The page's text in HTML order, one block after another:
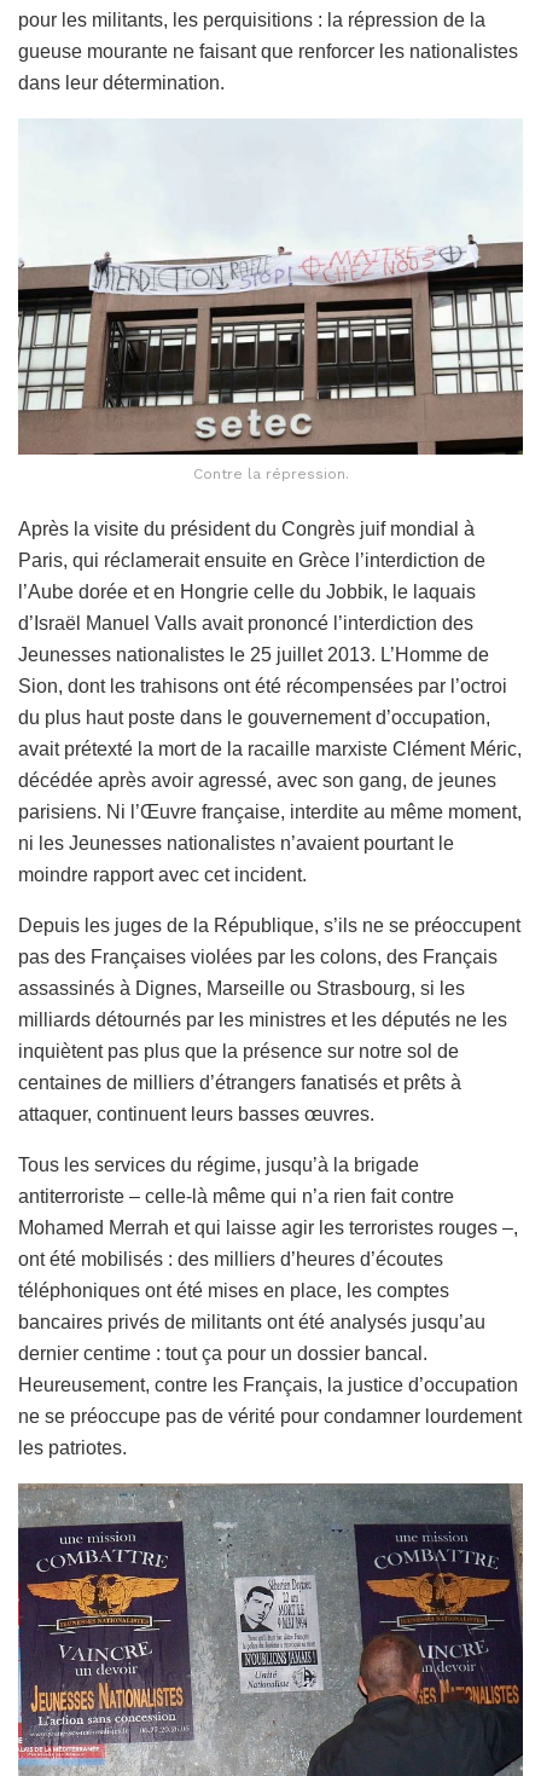
pour les militants, les perquisitions : la répression de la
gueuse mourante ne faisant que renforcer les nationalistes
dans leur détermination.
Contre la répression.
Après la visite du président du Congrès juif mondial à
Paris, qui réclamerait ensuite en Grèce l’interdiction de
l’Aube dorée et en Hongrie celle du Jobbik, le laquais
d’Israël Manuel Valls avait prononcé l’interdiction des
Jeunesses nationalistes le 25 juillet 2013. L’Homme de
Sion, dont les trahisons ont été récompensées par l’octroi
du plus haut poste dans le gouvernement d’occupation,
avait prétexté la mort de la racaille marxiste Clément Méric,
décédée après avoir agressé, avec son gang, de jeunes
parisiens. Ni l’Œuvre française, interdite au même moment,
ni les Jeunesses nationalistes n’avaient pourtant le
moindre rapport avec cet incident.
Depuis les juges de la République, s’ils ne se préoccupent
pas des Françaises violées par les colons, des Français
assassinés à Dignes, Marseille ou Strasbourg, si les
milliards détournés par les ministres et les députés ne les
inquiètent pas plus que la présence sur notre sol de
centaines de milliers d’étrangers fanatisés et prêts à
attaquer, continuent leurs basses œuvres.
Tous les services du régime, jusqu’à la brigade
antiterroriste – celle-là même qui n’a rien fait contre
Mohamed Merrah et qui laisse agir les terroristes rouges –,
ont été mobilisés : des milliers d’heures d’écoutes
téléphoniques ont été mises en place, les comptes
bancaires privés de militants ont été analysés jusqu’au
dernier centime : tout ça pour un dossier bancal.
Heureusement, contre les Français, la justice d’occupation
ne se préoccupe pas de vérité pour condamner lourdement
les patriotes.